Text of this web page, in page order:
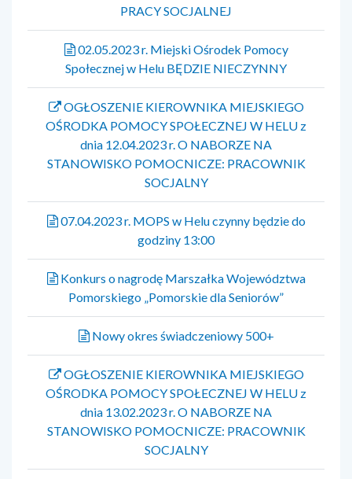
PRACY SOCJALNEJ
02.05.2023 r. Miejski Ośrodek Pomocy
Społecznej w Helu BĘDZIE NIECZYNNY
OGŁOSZENIE KIEROWNIKA MIEJSKIEGO
OŚRODKA POMOCY SPOŁECZNEJ W HELU z
dnia 12.04.2023 r. O NABORZE NA
STANOWISKO POMOCNICZE: PRACOWNIK
SOCJALNY
07.04.2023 r. MOPS w Helu czynny będzie do
godziny 13:00
Konkurs o nagrodę Marszałka Województwa
Pomorskiego „Pomorskie dla Seniorów”
Nowy okres świadczeniowy 500+
OGŁOSZENIE KIEROWNIKA MIEJSKIEGO
OŚRODKA POMOCY SPOŁECZNEJ W HELU z
dnia 13.02.2023 r. O NABORZE NA
STANOWISKO POMOCNICZE: PRACOWNIK
SOCJALNY